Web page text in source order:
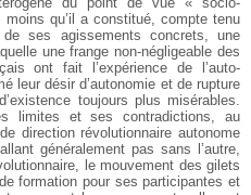
qu’il a constitué, compte tenu
ses agissements concrets, une
une frange non-négligeable des
ont fait l’expérience de l’auto-
leur désir d’autonomie et de rupture
toujours plus misérables.
limites et ses contradictions, au
direction révolutionnaire autonome
généralement pas sans l’autre,
le mouvement des gilets
formation pour ses participantes et